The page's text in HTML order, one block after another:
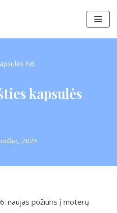
N6
kapsulės
2024
naujas požiūris į moterų